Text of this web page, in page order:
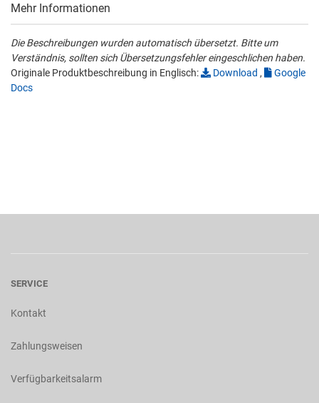
Mehr Informationen
Die Beschreibungen wurden automatisch übersetzt. Bitte um
Verständnis, sollten sich Übersetzungsfehler eingeschlichen haben.
Originale Produktbeschreibung in Englisch:
Download ,
Google
Docs
SERVICE
Kontakt
Zahlungsweisen
Verfügbarkeitsalarm